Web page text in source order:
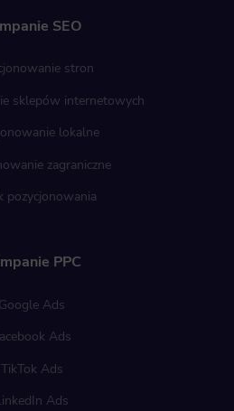
SEO
stron
sklepów internetowych
lokalne
zagraniczne
pozycjonowania
PPC
Google Ads
Ads
TikTok Ads
Ads